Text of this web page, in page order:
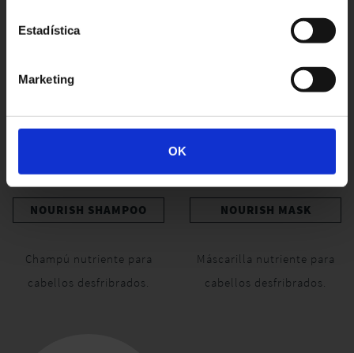
Estadística
Marketing
OK
NOURISH SHAMPOO
Champú nutriente para
cabellos desfribrados.
NOURISH MASK
Máscarilla nutriente para
cabellos desfribrados.